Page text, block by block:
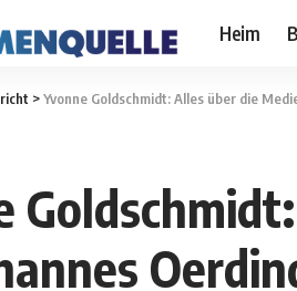
Heim
>Yvonne Goldschmidt: Alles über die